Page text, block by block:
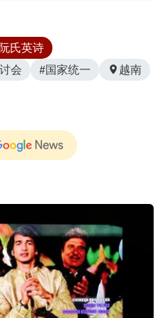
氏英诗
会 #国家统一 越南